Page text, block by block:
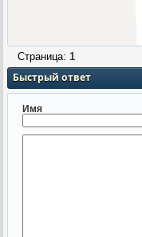
Страница: 1
Быстрый ответ
Имя